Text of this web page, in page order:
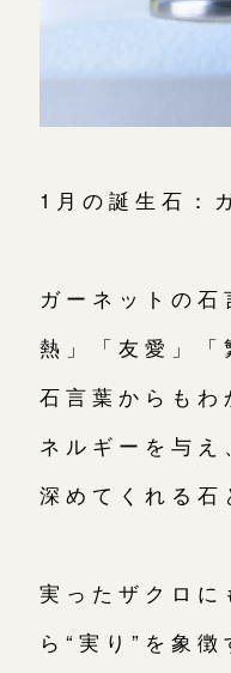
1月の誕生石：
ガーネットの
熱」「友愛」「
石言葉からもわ
ネルギーを与え
深めてくれる石
実ったザクロに
ら“実り”を象